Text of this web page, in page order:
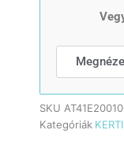
SKU
Kategóriák